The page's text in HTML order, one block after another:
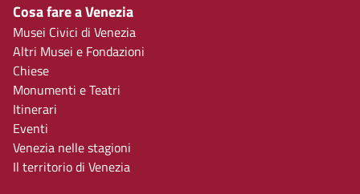
Cosa fare a Venezia
Musei Civici di Venezia
Altri Musei e Fondazioni
Chiese
Monumenti e Teatri
Itinerari
Eventi
Venezia nelle stagioni
Il territorio di Venezia